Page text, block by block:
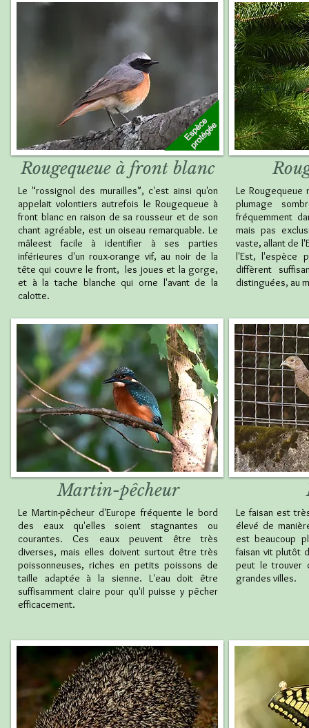
Rougequeue à front blanc
Le "rossignol des murailles", c'est ainsi qu'on
appelait volontiers autrefois le Rougequeue à
front blanc en raison de sa rousseur et de son
chant agréable, est un oiseau remarquable. Le
mâleest facile à identifier à ses parties
inférieures d'un roux-orange vif, au noir de la
tête qui couvre le front, les joues et la gorge,
et à la tache blanche qui orne l'avant de la
calotte.
Martin-pêcheur
Le Martin-pêcheur d'Europe fréquente le bord
des eaux qu'elles soient stagnantes ou
courantes. Ces eaux peuvent être très
diverses, mais elles doivent surtout être très
poissonneuses, riches en petits poissons de
taille adaptée à la sienne. L'eau doit être
suffisamment claire pour qu'il puisse y pêcher
efficacement.
Le Rougequeue
plumage
fréquemment
mais pas
vaste, allant de
l'Est, l'espèce
diffèrent
distinguées, au
Le faisan est
élevé de
est beaucoup
faisan vit plutôt
peut le trouver
grandes villes.